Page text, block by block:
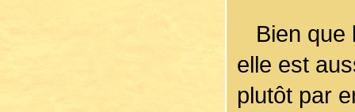
Bien que
elle est
plutôt par